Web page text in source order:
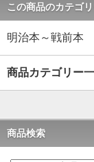
この商品のカテゴ
明治本～戦前本
商品カテゴリー
商品検索